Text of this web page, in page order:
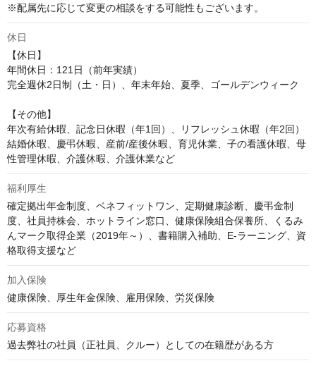
※配属先に応じて変更の相談をする可能性もございます。
休日
【休日】
年間休日：121日（前年実績）
完全週休2日制（土・日）、年末年始、夏季、ゴールデンウィーク
【その他】
年次有給休暇、記念日休暇（年1回）、リフレッシュ休暇（年2回）
結婚休暇、慶弔休暇、産前/産後休暇、育児休業、子の看護休暇、母
性管理休暇、介護休暇、介護休業など
福利厚生
確定拠出年金制度、ベネフィットワン、定期健康診断、慶弔金制
度、社員持株会、ホットライン窓口、健康保険組合保養所、くるみ
んマーク取得企業（2019年～）、書籍購入補助、E-ラーニング、資
格取得支援など
加入保険
健康保険、厚生年金保険、雇用保険、労災保険
応募資格
過去弊社の社員（正社員、クルー​）としての在籍歴がある方